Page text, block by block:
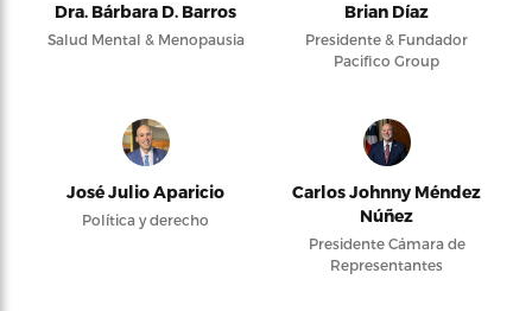
Dra. Bárbara D. Barros
Salud Mental & Menopausia
Brian Díaz
Presidente & Fundador
Pacifico Group
José Julio Aparicio
Política y derecho
Carlos Johnny Méndez
Núñez
Presidente Cámara de
Representantes